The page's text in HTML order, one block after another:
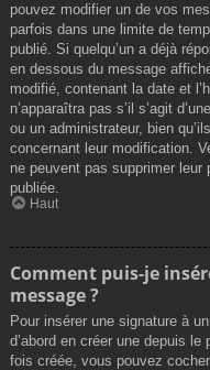
pouvez modifier un de vos
parfois dans une limite de
publié. Si quelqu’un a déjà
en dessous du message
modifié, contenant la date et
n’apparaîtra pas s’il s’agit
ou un administrateur, bien
concernant leur modification.
ne peuvent pas supprimer
publiée.
Haut
Comment puis-je
message ?
Pour insérer une signature à
d’abord en créer une depuis le
fois créée, vous pouvez